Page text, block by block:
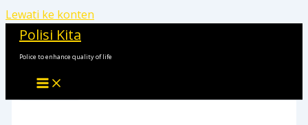
Lewati ke konten
Polisi Kita
Police to enhance quality of life